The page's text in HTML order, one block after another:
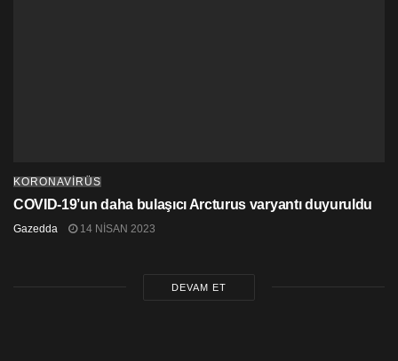
KORONAVİRÜS
COVID-19’un daha bulaşıcı Arcturus varyantı duyuruldu
Gazedda 14 NISAN 2023
DEVAM ET